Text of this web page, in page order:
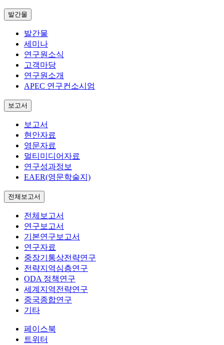
발간물
발간물
세미나
연구원소식
고객마당
연구원소개
APEC 연구컨소시엄
보고서
보고서
현안자료
영문자료
멀티미디어자료
연구성과정보
EAER(영문학술지)
전체보고서
전체보고서
연구보고서
기본연구보고서
연구자료
중장기통상전략연구
전략지역심층연구
ODA 정책연구
세계지역전략연구
중국종합연구
기타
페이스북
트위터